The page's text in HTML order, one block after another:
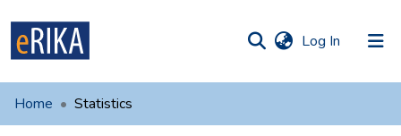
Log In (current)
UAFM
Home Statistics